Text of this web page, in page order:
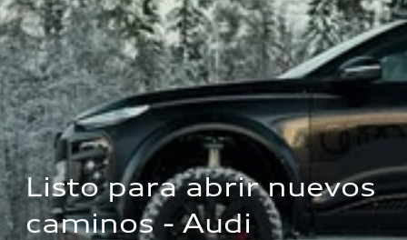
Listo para abrir nuevos
caminos - Audi